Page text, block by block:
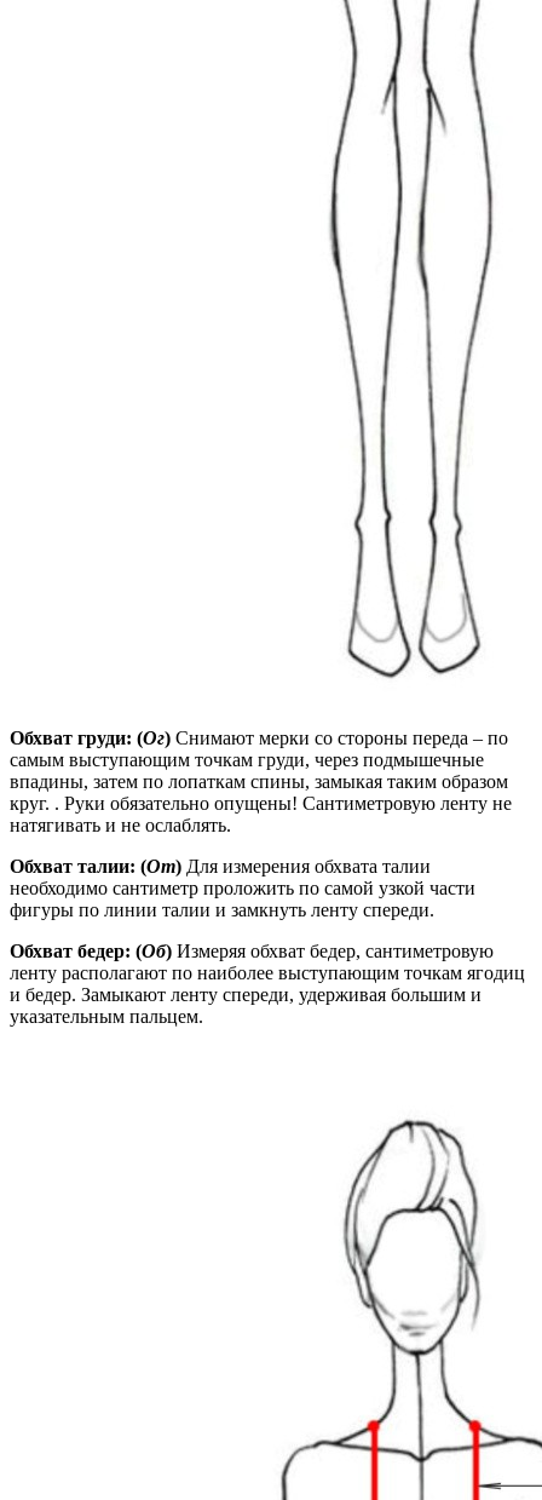
Обхват груди: (Ог) Снимают мерки со стороны переда – по
самым выступающим точкам груди, через подмышечные
впадины, затем по лопаткам спины, замыкая таким образом
круг. . Руки обязательно опущены! Сантиметровую ленту не
натягивать и не ослаблять.
Обхват талии: (От) Для измерения обхвата талии
необходимо сантиметр проложить по самой узкой части
фигуры по линии талии и замкнуть ленту спереди.
Обхват бедер: (Об) Измеряя обхват бедер, сантиметровую
ленту располагают по наиболее выступающим точкам ягодиц
и бедер. Замыкают ленту спереди, удерживая большим и
указательным пальцем.